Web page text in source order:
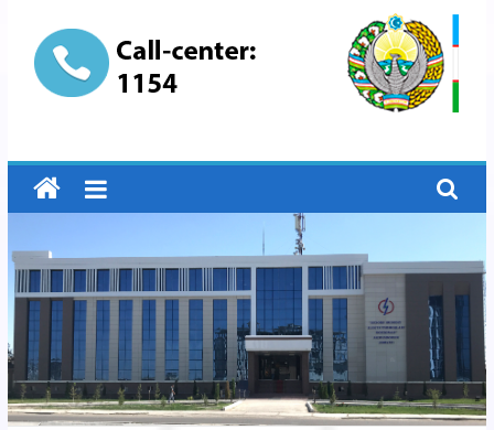
“Buxoro
hududiy
elektr
tarmoqlari
korxonasi”
AJ
“Buxoro
hududiy